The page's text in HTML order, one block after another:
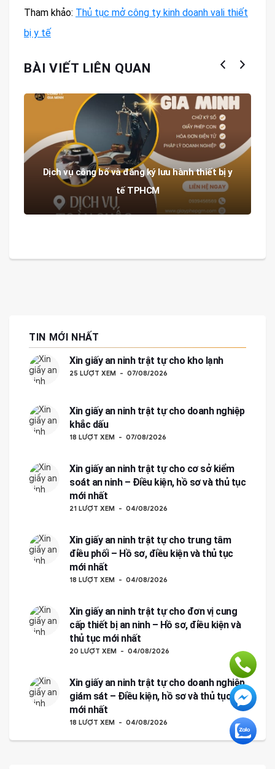
Tham khảo: Thủ tục mở công ty kinh doanh vali thiết
bị y tế
BÀI VIẾT LIÊN QUAN
Dịch vụ công bố và đăng ký lưu hành thiết bị y
tế TPHCM
TIN MỚI NHẤT
Xin giấy an ninh trật tự cho kho lạnh
25 LƯỢT XEM 07/08/2026
Xin giấy an ninh trật tự cho doanh nghiệp
khắc dấu
18 LƯỢT XEM 07/08/2026
Xin giấy an ninh trật tự cho cơ sở kiểm
soát an ninh – Điều kiện, hồ sơ và thủ tục
mới nhất
21 LƯỢT XEM 04/08/2026
Xin giấy an ninh trật tự cho trung tâm
điều phối – Hồ sơ, điều kiện và thủ tục
mới nhất
18 LƯỢT XEM 04/08/2026
Xin giấy an ninh trật tự cho đơn vị cung
cấp thiết bị an ninh – Hồ sơ, điều kiện và
thủ tục mới nhất
20 LƯỢT XEM 04/08/2026
Xin giấy an ninh trật tự cho doanh nghiệp
giám sát – Điều kiện, hồ sơ và thủ tục
mới nhất
18 LƯỢT XEM 04/08/2026